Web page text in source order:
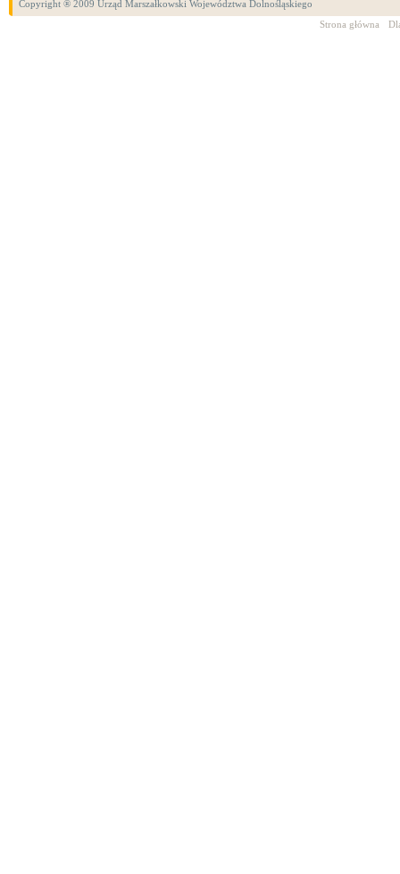
Copyright ® 2009 Urząd Marszałkowski Województwa Dolnośląskiego
Strona główna